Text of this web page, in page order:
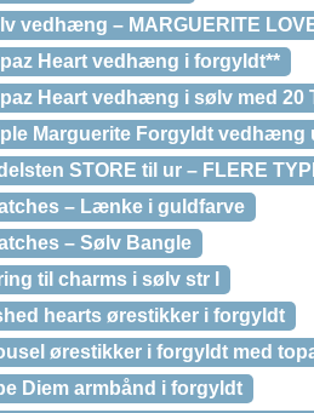
vedhæng – MARGUERITE
Heart vedhæng i forgyldt**
Heart vedhæng i sølv med 20
Marguerite Forgyldt vedhæng
STORE til ur – FLERE
– Lænke i guldfarve
– Sølv Bangle
til charms i sølv str l
hearts ørestikker i forgyldt
ørestikker i forgyldt med
Diem armbånd i forgyldt